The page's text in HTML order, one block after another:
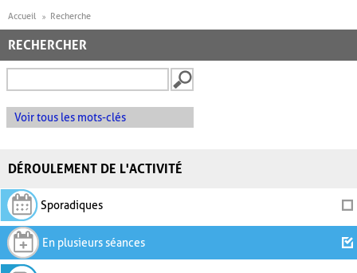
Accueil Recherche
RECHERCHER
Voir tous les mots-clés
DÉROULEMENT DE L'ACTIVITÉ
Sporadiques
En plusieurs séances